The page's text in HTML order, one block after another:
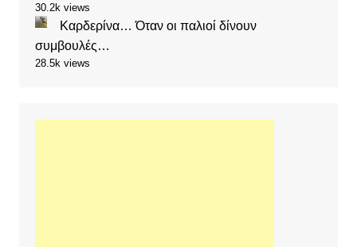
30.2k views
Καρδερίνα… Όταν οι παλιοί δίνουν
συμβουλές…
28.5k views